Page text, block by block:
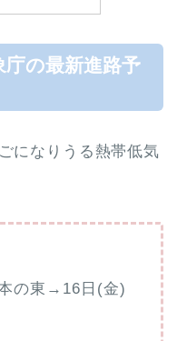
の最新進路予
になりうる熱帯低気
の東→16日(金)